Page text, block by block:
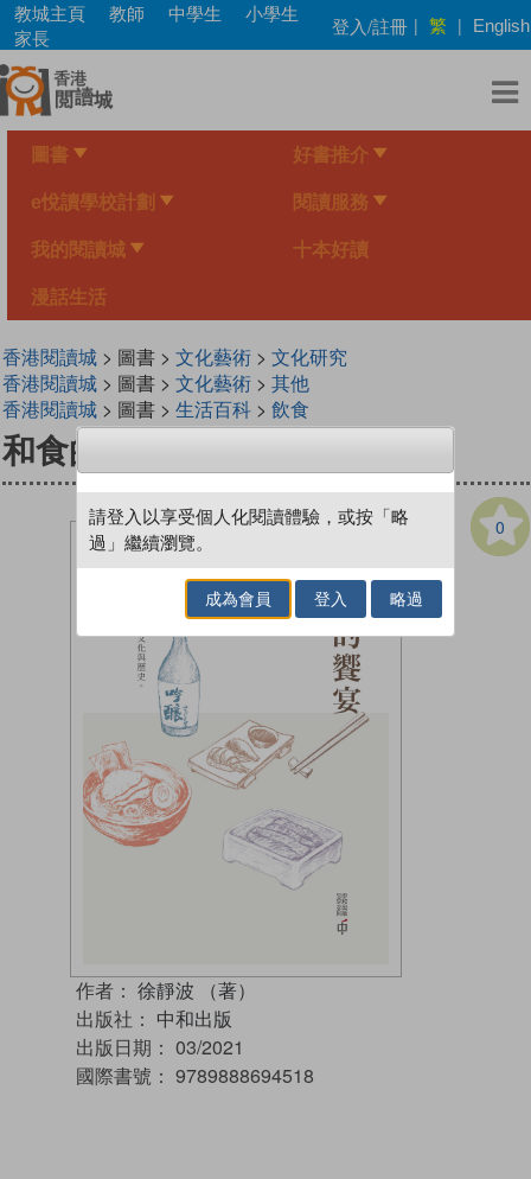
Skip
main
content
教城主頁 教師 中學生
小學生
家長
登入/註冊 | 繁 | English
圖書 好書推介
e悅讀學校計劃 閱讀服務
我的閱讀城 十本好讀
漫話生活
香港閱讀城> 圖書 > 文化藝術> 文化研究
香港閱讀城> 圖書 > 文化藝術> 其他
香港閱讀城> 圖書 > 生活百科> 飲食
和食的饗宴
0
作者： 徐靜波 （著）
出版社： 中和出版
出版日期： 03/2021
國際書號： 9789888694518
請登入以享受個人化閱讀體驗，或按「略
過」繼續瀏覽。
成為會員 登入 略過